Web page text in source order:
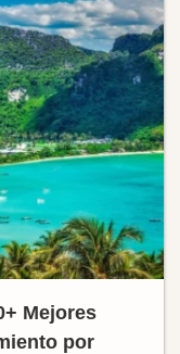
Mejores
por